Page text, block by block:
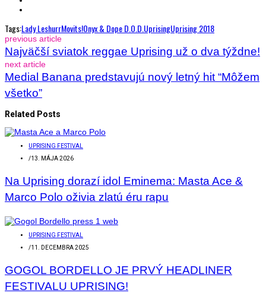
Tags:Lady LeshurrMovits!Onyx & Dope D.O.D. UprisingUprising 2018
previous article
Najväčší sviatok reggae Uprising už o dva týždne!
next article
Medial Banana predstavujú nový letný hit “Môžem
všetko”
Related Posts
UPRISING FESTIVAL
/13. MÁJA 2026
Na Uprising dorazí idol Eminema: Masta Ace &
Marco Polo oživia zlatú éru rapu
UPRISING FESTIVAL
/11. DECEMBRA 2025
GOGOL BORDELLO JE PRVÝ HEADLINER
FESTIVALU UPRISING!